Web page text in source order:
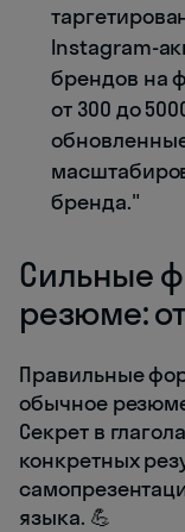
Instagram-
брендов на
от 300 до
бренда."
Сильные
резюме:
Правильные
обычное
Секрет в
конкретных
языка. 💪